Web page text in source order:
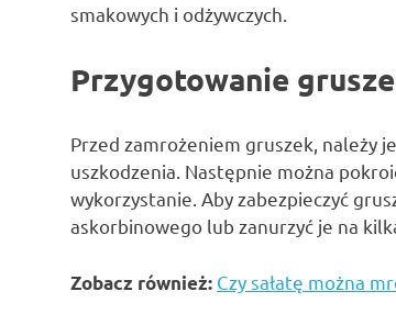
smakowych i odżywczych.
Przygotowanie
Przed zamrożeniem gruszek, należy
uszkodzenia. Następnie można
wykorzystanie. Aby zabezpieczyć
askorbinowego lub zanurzyć je na
Zobacz również: Czy sałatę można